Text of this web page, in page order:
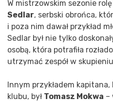
W mistrzowskim sezonie rolę
Sedlar, serbski obrońca,
i poza nim dawał przykład
Sedlar był nie tylko
osobą, która potrafiła
utrzymać zespół w
Innym przykładem
klubu, był Tomasz Mokwa –